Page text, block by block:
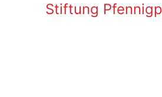
Stiftung